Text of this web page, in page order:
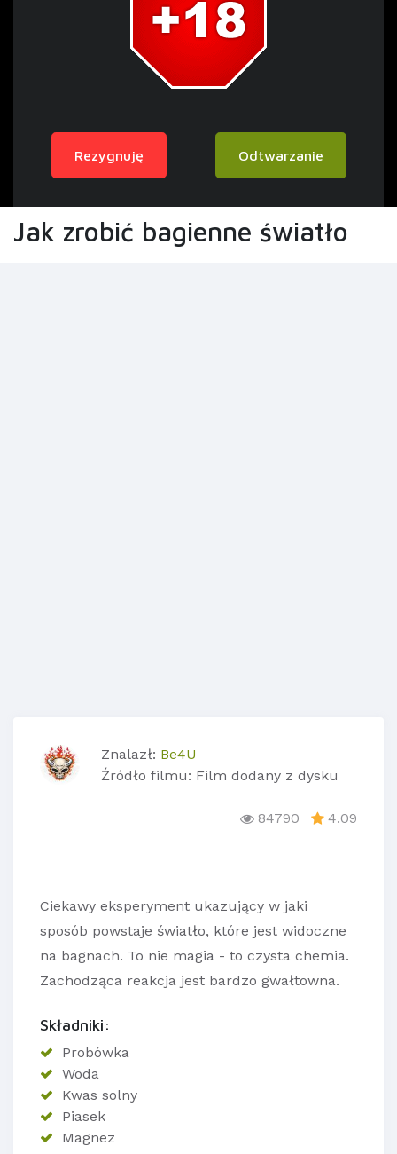
Rezygnuję Odtwarzanie
Jak zrobić bagienne światło
Znalazł: Be4U
Źródło filmu: Film dodany z dysku
84790 4.09
Ciekawy eksperyment ukazujący w jaki
sposób powstaje światło, które jest widoczne
na bagnach. To nie magia - to czysta chemia.
Zachodząca reakcja jest bardzo gwałtowna.
Składniki:
Probówka
Woda
Kwas solny
Piasek
Magnez